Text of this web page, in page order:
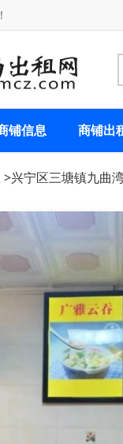
！
铺信息 商铺出
>兴宁区三塘镇九曲